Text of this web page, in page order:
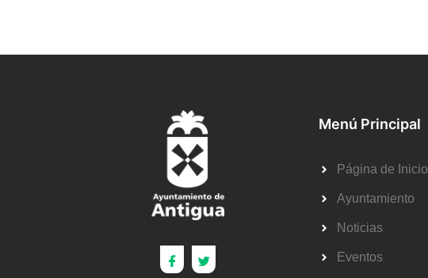
Menú Principal
Página de Inicio
Ayuntamiento
Noticias
Eventos